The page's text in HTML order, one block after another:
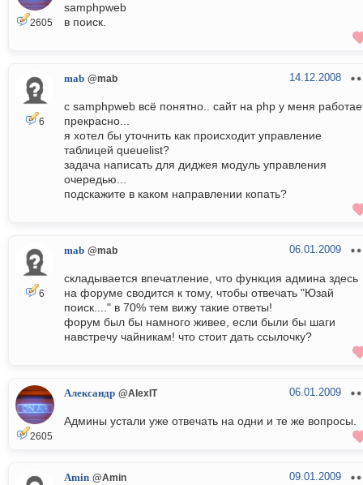
2605
samphpweb
в поиск.
6
mab @mab 14.12.2008
c samphpweb всё понятно.. сайт на php у меня
прекрасно...
я хотел бы уточнить как происходит управление
таблицей queuelist?
задача написать для диджея модуль управления
очередью...
подскажите в каком направлении копать?
6
mab @mab 06.01.2009
складывается впечатление, что функция админа здесь
на форуме сводится к тому, чтобы отвечать "Юзай
поиск...." в 70% тем вижу такие ответы!
форум был бы намного живее, если были бы шаги
навстречу чайникам! что стоит дать ссылочку?
2605
Александр @AlexIT 06.01.2009
Админы устали уже отвечать на одни и те же вопросы.
Amin @Amin 09.01.2009